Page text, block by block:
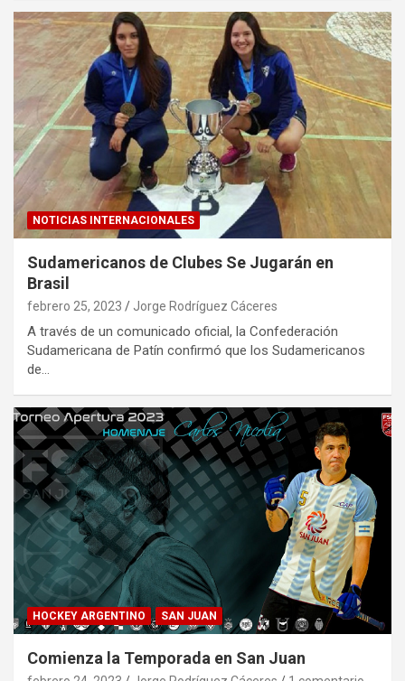
NOTICIAS INTERNACIONALES
Sudamericanos de Clubes Se Jugarán en
Brasil
febrero 25, 2023 Jorge Rodríguez Cáceres
A través de un comunicado oficial, la Confederación
Sudamericana de Patín confirmó que los Sudamericanos
de…
HOCKEY ARGENTINO SAN JUAN
Comienza la Temporada en San Juan